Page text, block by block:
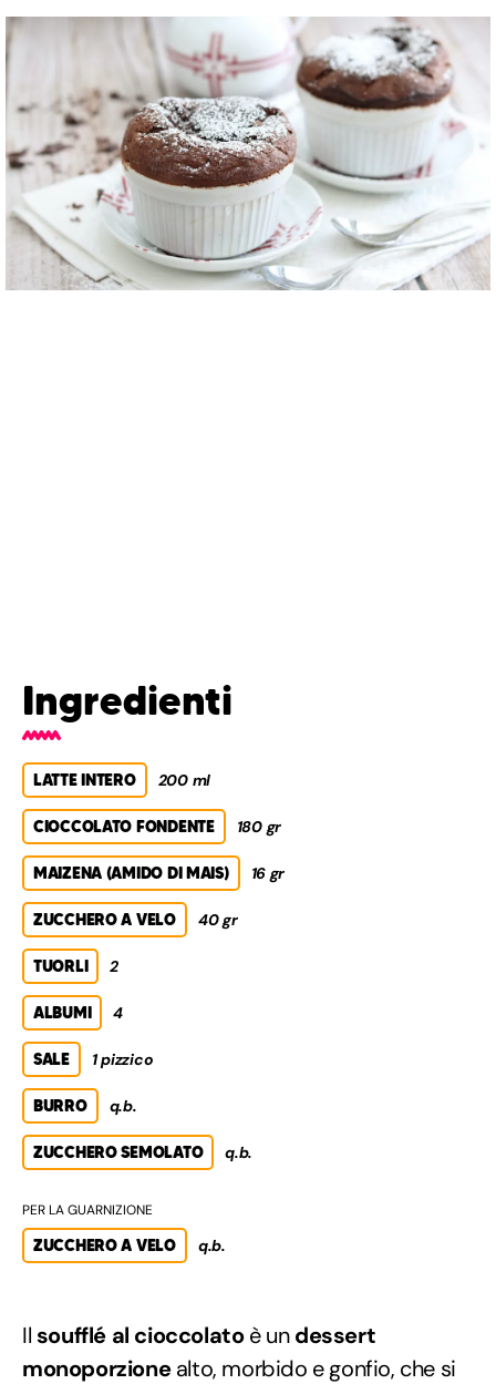
Ingredienti
LATTE INTERO 200 ml
CIOCCOLATO FONDENTE 180 gr
MAIZENA (AMIDO DI MAIS) 16 gr
ZUCCHERO A VELO 40 gr
TUORLI 2
ALBUMI 4
SALE 1 pizzico
BURRO q.b.
ZUCCHERO SEMOLATO q.b.
PER LA GUARNIZIONE
ZUCCHERO A VELO q.b.
Il soufflé al cioccolatoè undessert
monoporzionealto, morbido e gonfio, che si